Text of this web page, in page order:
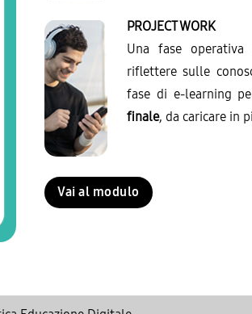
PROJECT WORK
Una fase
riflettere sulle
fase di e-learning
finale, da caricare in
Vai al modulo